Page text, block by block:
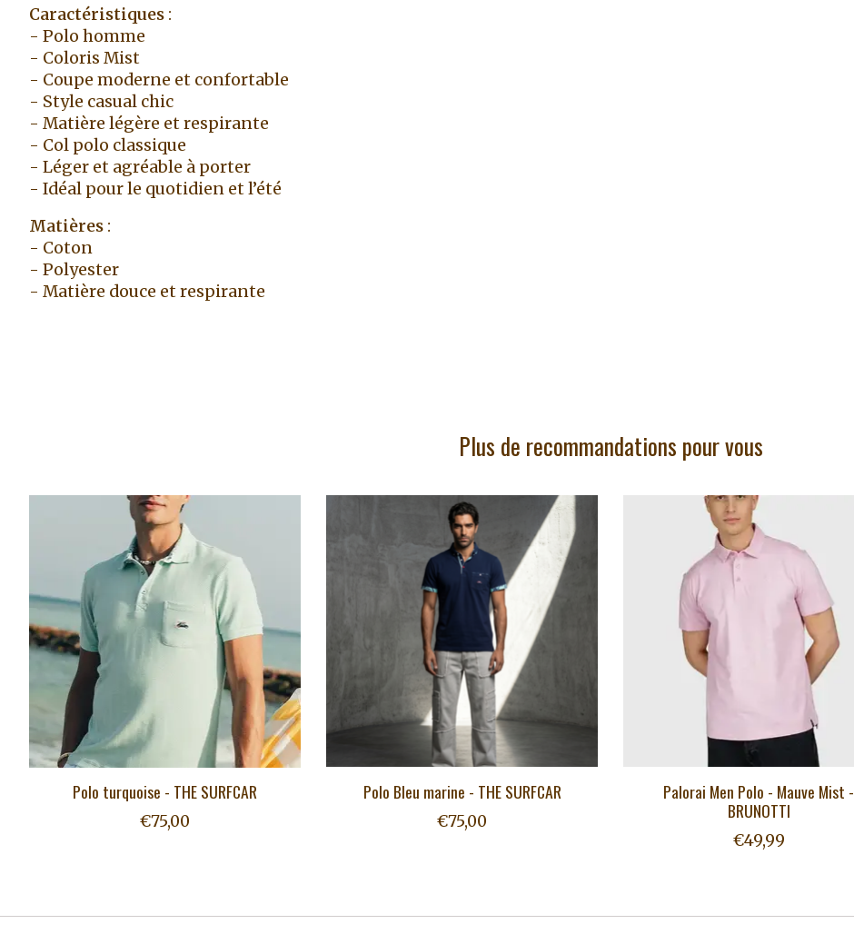
Caractéristiques :
- Polo homme
- Coloris Mist
- Coupe moderne et confortable
- Style casual chic
- Matière légère et respirante
- Col polo classique
- Léger et agréable à porter
- Idéal pour le quotidien et l’été
Matières :
- Coton
- Polyester
- Matière douce et respirante
Plus de recommandations pour vous
Articles du carrousel de produits
Polo turquoise - THE SURFCAR
€75,00
Polo Bleu marine - THE SURFCAR
€75,00
Palorai Men Polo - Mauve Mist -
BRUNOTTI
€49,99